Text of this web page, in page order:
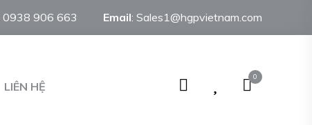
0938 906 663 Email: Sales1@hgpvietnam.com
LIÊN HỆ
0